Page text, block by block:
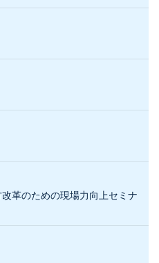
革のための現場力向上セミナ